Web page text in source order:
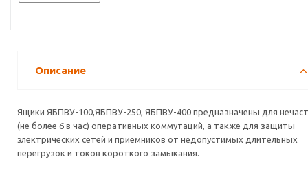
Описание
Ящики ЯБПВУ-100,ЯБПВУ-250, ЯБПВУ-400 предназначены для
(не более 6 в час) оперативных коммутаций, а также для защиты
электрических сетей и приемников от недопустимых длительных
перегрузок и токов короткого замыкания.